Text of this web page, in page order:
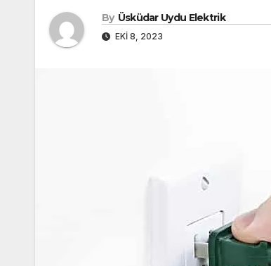
By Üsküdar Uydu Elektrik
EKI 8, 2023